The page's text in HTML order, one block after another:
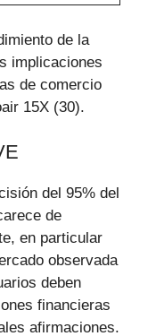
de la
implicaciones
de comercio
15X (30).
del 95% del
de
en particular
observada
deben
financieras
afirmaciones.